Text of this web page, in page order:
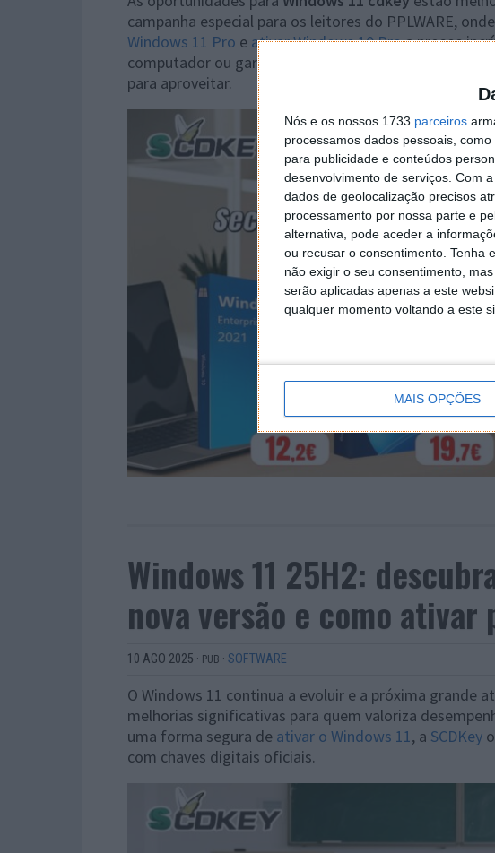
Nós e os nossos 1733 parceiros
processamos dados pessoais,
para publicidade e conteúdos
desenvolvimento de serviços. Com
dados de geolocalização precisos
processamento por nossa parte e
alternativa, pode aceder a
ou recusar o consentimento. Tenha
não exigir o seu consentimento,
serão aplicadas apenas a este
qualquer momento voltando a este
MAIS OPÇÕES
campanha especial para os leitores do PPLWARE,
Windows 11 Pro e ativar Windows 10 Proa preços
computador ou garantir uma versão estável como o
para aproveitar.
Windows 11 25H2:
nova versão e como
10 AGO 2025 · PUB · SOFTWARE
O Windows 11 continua a evoluir e a próxima grande
melhorias significativas para quem valoriza
uma forma segura de ativar o Windows 11, a SCDKey
com chaves digitais oficiais.